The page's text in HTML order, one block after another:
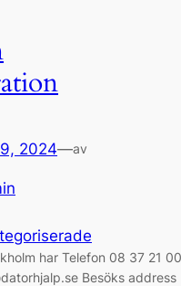
2024—av
har Telefon 08 37 21 00
Besöks address